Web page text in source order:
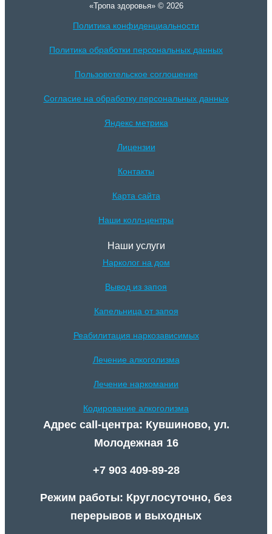
«Тропа здоровья» © 2026
Политика конфиденциальности
Политика обработки персональных данных
Пользовотельское соглошение
Согласие на обработку персональных данных
Яндекс метрика
Лицензии
Контакты
Карта сайта
Наши колл-центры
Наши услуги
Нарколог на дом
Вывод из запоя
Капельница от запоя
Реабилитация наркозависимых
Лечение алкоголизма
Лечение наркомании
Кодирование алкоголизма
Адрес call-центра: Кувшиново, ул.
Молодежная 16
+7 903 409-89-28
Режим работы: Круглосуточно, без
перерывов и выходных